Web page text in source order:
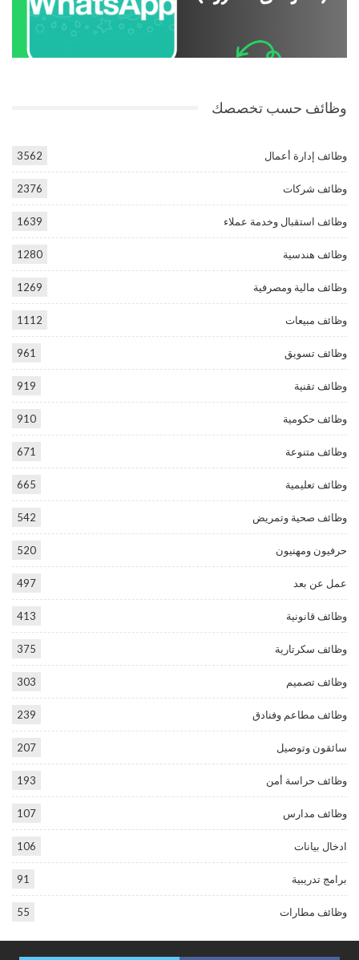
وظائف حسب تخصصك
وظائف إدارة أعمال 3562
وظائف شركات 2376
وظائف استقبال وخدمة عملاء 1639
وظائف هندسية 1280
وظائف مالية ومصرفية 1269
وظائف مبيعات 1112
وظائف تسويق 961
وظائف تقنية 919
وظائف حكومية 910
وظائف متنوعة 671
وظائف تعليمية 665
وظائف صحية وتمريض 542
حرفيون ومهنيون 520
عمل عن بعد 497
وظائف قانونية 413
وظائف سكرتارية 375
وظائف تصميم 303
وظائف مطاعم وفنادق 239
سائقون وتوصيل 207
وظائف حراسة أمن 193
وظائف مدارس 107
ادخال بيانات 106
برامج تدريبية 91
وظائف مطارات 55